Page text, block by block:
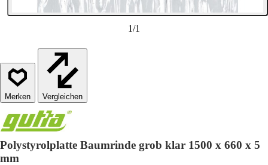
1/1
Vergleichen
Polystyrolplatte Baumrinde grob klar 1500 x 660 x 5
mm